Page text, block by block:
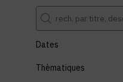
Dates
Thèmatiques